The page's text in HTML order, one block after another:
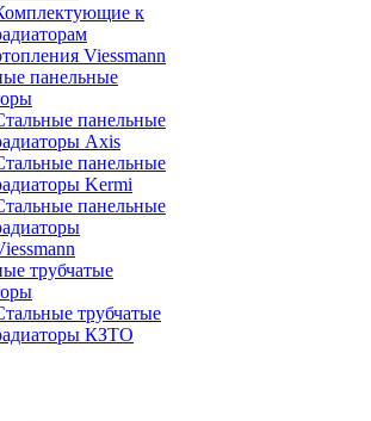
к
Viessmann
панельные
панельные
Axis
панельные
Kermi
панельные
трубчатые
трубчатые
КЗТО